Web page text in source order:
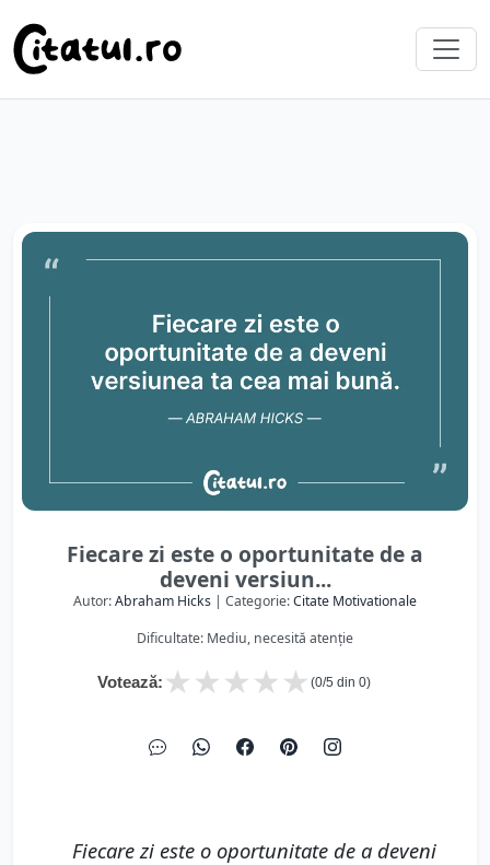
Fiecare zi este o oportunitate de a
deveni versiun...
Autor:Abraham Hicks | Categorie:Citate Motivationale
Dificultate: Mediu, necesită atenție
Votează: ★
★
★
★
★ (0/5 din 0)
Fiecare zi este o oportunitate de a deveni